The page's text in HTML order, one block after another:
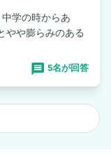
学の時からあ
やや膨らみのある
5名が回答